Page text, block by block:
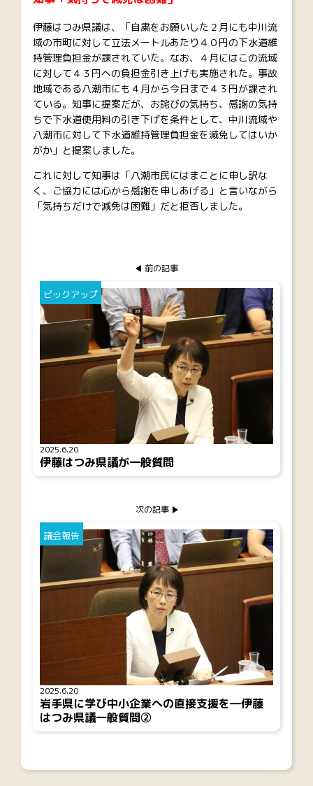
伊藤はつみ県議は、「自粛をお願いした２月にも中川流
域の市町に対して立法メートルあたり４０円の下水道維
持管理負担金が課されていた。なお、４月にはこの流域
に対して４３円への負担金引き上げも実施された。事故
地域である八潮市にも４月から今日まで４３円が課され
ている。知事に提案だが、お詫びの気持ち、感謝の気持
ちで下水道使用料の引き下げを条件として、中川流域や
八潮市に対して下水道維持管理負担金を減免してはいか
がか」と提案しました。
これに対して知事は「八潮市民にはまことに申し訳な
く、ご協力には心から感謝を申しあげる」と言いながら
「気持ちだけで減免は困難」だと拒否しました。
前の記事
2025.6.20
ピックアップ
伊藤はつみ県議が一般質問
2025.6.20
議会報告
岩手県に学び中小企業への直接支援を―伊藤
はつみ県議一般質問②
次の記事